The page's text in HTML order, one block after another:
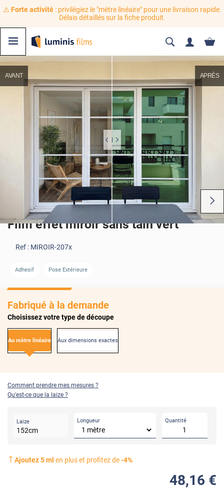
⚠️ Forte activité: privilégiez le "mètre linéaire" pour une livraison rapide.
Délais détaillés sur la fiche produit.
AVANT APRÈS
Film effet miroir sans tain vert
Ref : MIROIR-207x
Adhesif Pose Extérieure
Fabriqué à la demande
Choisissez votre type de découpe
Au mètre linéaire Aux dimensions exactes
Comment prendre mes mesures ?
Qu'est-ce que la laize ?
Laize
152cm
Longueur Quantité
Ajoutez5ml en plus et profitez de-4%
48,16 €